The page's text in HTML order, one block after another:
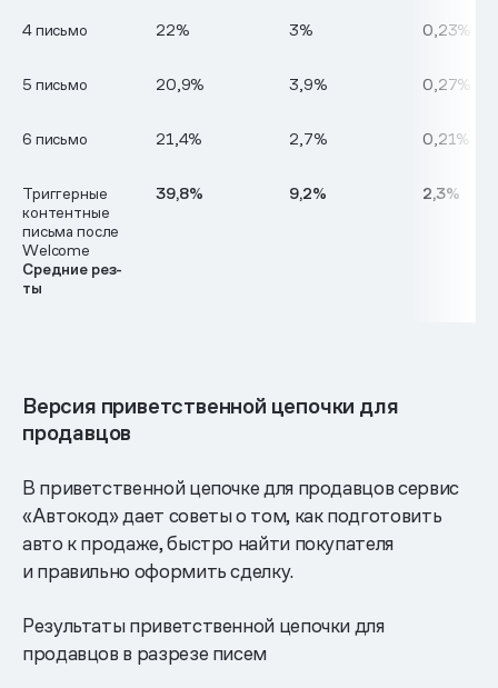
4 письмо 22% 3% 0,23%
5 письмо 20,9% 3,9% 0,27%
6 письмо 21,4% 2,7% 0,21%
Триггерные
контентные
письма после
Welcome
Средние рез-
ты
39,8% 9,2% 2,3%
Версия приветственной цепочки для
продавцов
В приветственной цепочке для продавцов сервис
«Автокод» дает советы о том, как подготовить
авто к продаже, быстро найти покупателя
и правильно оформить сделку.
Результаты приветственной цепочки для
продавцов в разрезе писем